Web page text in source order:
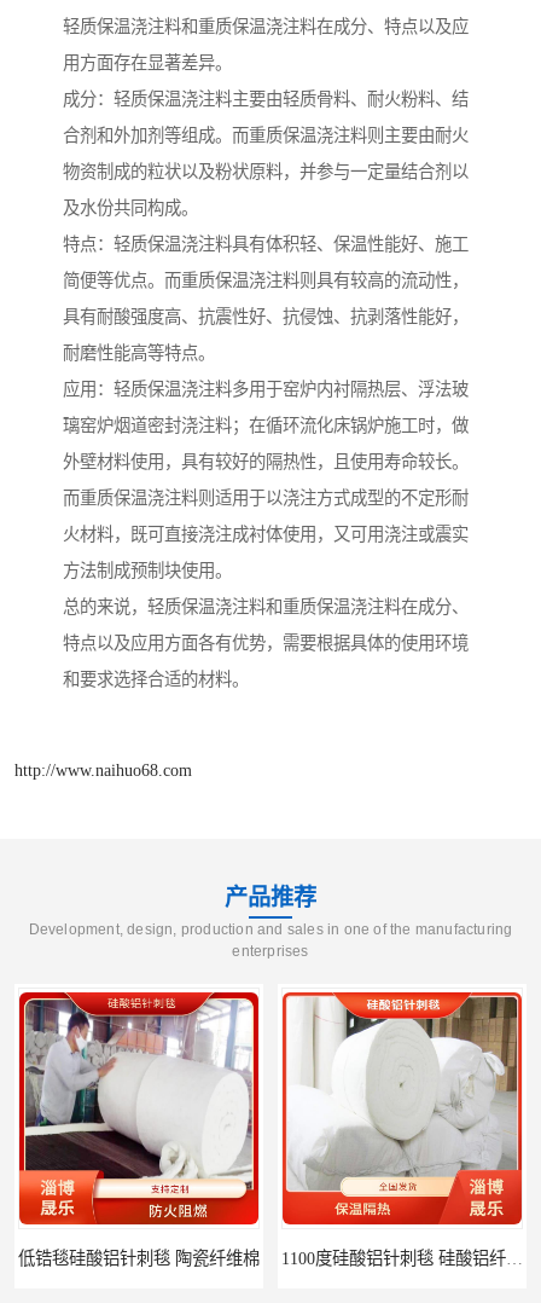
轻质保温浇注料和重质保温浇注料在成分、特点以及应
用方面存在显著差异。
成分：轻质保温浇注料主要由轻质骨料、耐火粉料、结
合剂和外加剂等组成。而重质保温浇注料则主要由耐火
物资制成的粒状以及粉状原料，并参与一定量结合剂以
及水份共同构成。
特点：轻质保温浇注料具有体积轻、保温性能好、施工
简便等优点。而重质保温浇注料则具有较高的流动性，
具有耐酸强度高、抗震性好、抗侵蚀、抗剥落性能好，
耐磨性能高等特点。
应用：轻质保温浇注料多用于窑炉内衬隔热层、浮法玻
璃窑炉烟道密封浇注料；在循环流化床锅炉施工时，做
外壁材料使用，具有较好的隔热性，且使用寿命较长。
而重质保温浇注料则适用于以浇注方式成型的不定形耐
火材料，既可直接浇注成衬体使用，又可用浇注或震实
方法制成预制块使用。
总的来说，轻质保温浇注料和重质保温浇注料在成分、
特点以及应用方面各有优势，需要根据具体的使用环境
和要求选择合适的材料。
http://www.naihuo68.com
产品推荐
Development, design, production and sales in one of the manufacturing
enterprises
低锆毯硅酸铝针刺毯 陶瓷纤维棉